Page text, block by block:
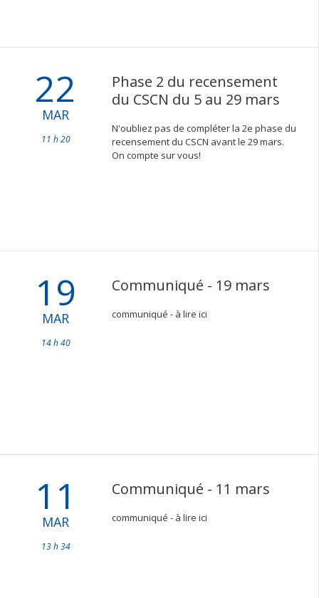
22
MAR
11 h 20
Phase 2 du recensement
du CSCN du 5 au 29 mars
N'oubliez pas de compléter la 2e phase du
recensement du CSCN avant le 29 mars.
On compte sur vous!
19
MAR
14 h 40
Communiqué - 19 mars
communiqué - à lire ici
11
MAR
13 h 34
Communiqué - 11 mars
communiqué - à lire ici